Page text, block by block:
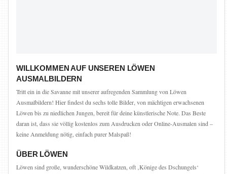
WILLKOMMEN AUF UNSEREN LÖWEN
AUSMALBILDERN
Tritt ein in die Savanne mit unserer aufregenden Sammlung von Löwen
Ausmalbildern! Hier findest du sechs tolle Bilder, von mächtigen erwachsenen
Löwen bis zu niedlichen Jungen, bereit für deine künstlerische Note. Das Beste
daran ist, dass sie völlig kostenlos zum Ausdrucken oder Online-Ausmalen sind –
keine Anmeldung nötig, einfach purer Malspaß!
ÜBER LÖWEN
Löwen sind große, wunderschöne Wildkatzen, oft ‚Könige des Dschungels‘